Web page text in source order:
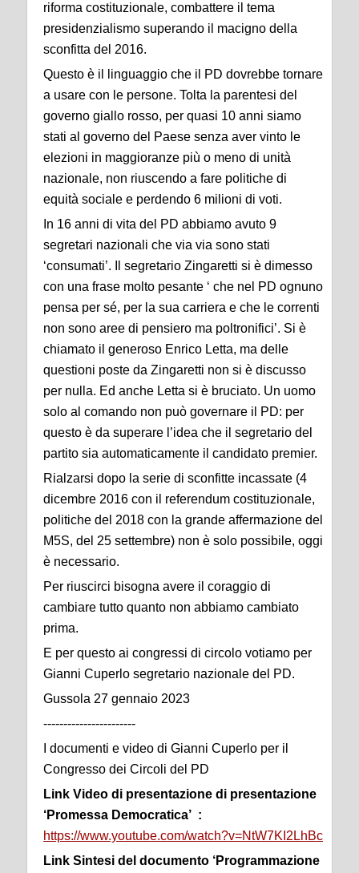
riforma costituzionale, combattere il tema
presidenzialismo superando il macigno della
sconfitta del 2016.
Questo è il linguaggio che il PD dovrebbe tornare
a usare con le persone. Tolta la parentesi del
governo giallo rosso, per quasi 10 anni siamo
stati al governo del Paese senza aver vinto le
elezioni in maggioranze più o meno di unità
nazionale, non riuscendo a fare politiche di
equità sociale e perdendo 6 milioni di voti.
In 16 anni di vita del PD abbiamo avuto 9
segretari nazionali che via via sono stati
‘consumati’. Il segretario Zingaretti si è dimesso
con una frase molto pesante ‘ che nel PD ognuno
pensa per sé, per la sua carriera e che le correnti
non sono aree di pensiero ma poltronifici’. Si è
chiamato il generoso Enrico Letta, ma delle
questioni poste da Zingaretti non si è discusso
per nulla. Ed anche Letta si è bruciato. Un uomo
solo al comando non può governare il PD: per
questo è da superare l’idea che il segretario del
partito sia automaticamente il candidato premier.
Rialzarsi dopo la serie di sconfitte incassate (4
dicembre 2016 con il referendum costituzionale,
politiche del 2018 con la grande affermazione del
M5S, del 25 settembre) non è solo possibile, oggi
è necessario.
Per riuscirci bisogna avere il coraggio di
cambiare tutto quanto non abbiamo cambiato
prima.
E per questo ai congressi di circolo votiamo per
Gianni Cuperlo segretario nazionale del PD.
Gussola 27 gennaio 2023
-----------------------
I documenti e video di Gianni Cuperlo per il
Congresso dei Circoli del PD
Link Video di presentazione di presentazione
‘Promessa Democratica’ :
https://www.youtube.com/watch?v=NtW7KI2LhBc
Link Sintesi del documento ‘Programmazione